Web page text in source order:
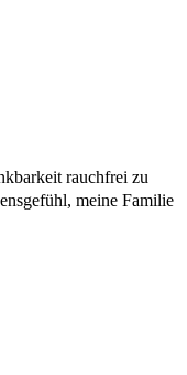
rauchfrei zu
meine Familie